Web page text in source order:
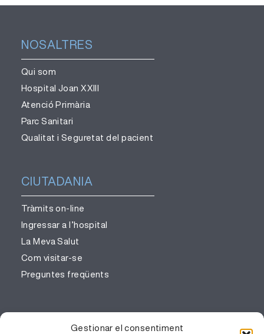
Gestionar el consentiment
NOSALTRES
Qui som
Hospital Joan XXIII
Atenció Primària
Parc Sanitari
Qualitat i Seguretat del pacient
CIUTADANIA
Tràmits on-line
Ingressar a l’hospital
La Meva Salut
Com visitar-se
Preguntes freqüents